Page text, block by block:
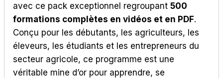
avec ce pack exceptionnel regroupant 500
formations complètes en vidéos et en PDF.
Conçu pour les débutants, les agriculteurs, les
éleveurs, les étudiants et les entrepreneurs du
secteur agricole, ce programme est une
véritable mine d’or pour apprendre, se